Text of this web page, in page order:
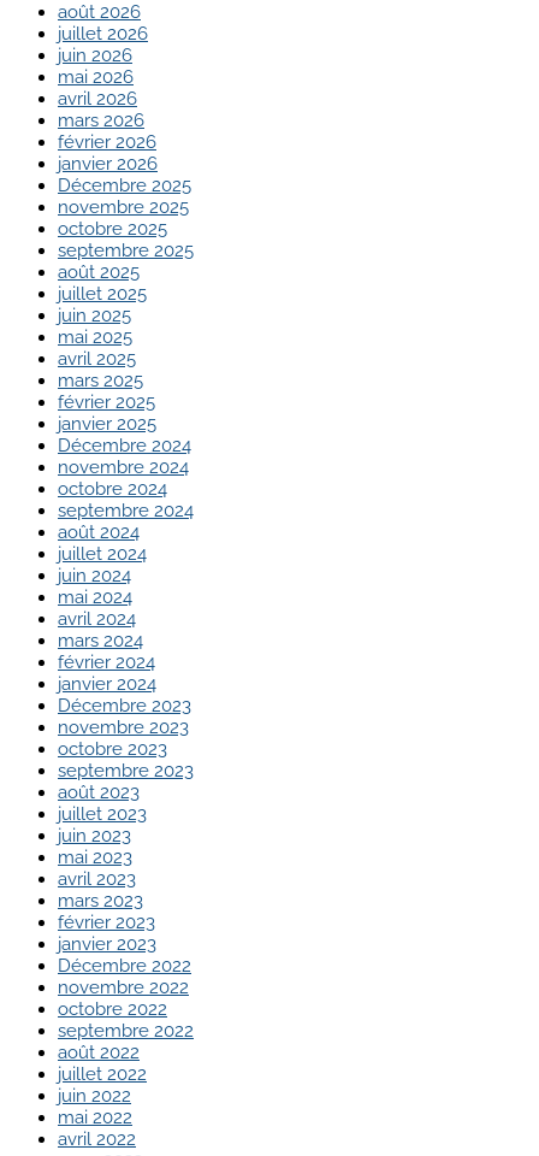
août 2026
juillet 2026
juin 2026
mai 2026
avril 2026
mars 2026
février 2026
janvier 2026
Décembre 2025
novembre 2025
octobre 2025
septembre 2025
août 2025
juillet 2025
juin 2025
mai 2025
avril 2025
mars 2025
février 2025
janvier 2025
Décembre 2024
novembre 2024
octobre 2024
septembre 2024
août 2024
juillet 2024
juin 2024
mai 2024
avril 2024
mars 2024
février 2024
janvier 2024
Décembre 2023
novembre 2023
octobre 2023
septembre 2023
août 2023
juillet 2023
juin 2023
mai 2023
avril 2023
mars 2023
février 2023
janvier 2023
Décembre 2022
novembre 2022
octobre 2022
septembre 2022
août 2022
juillet 2022
juin 2022
mai 2022
avril 2022